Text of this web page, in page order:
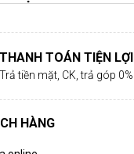
THANH TOÁN TIỆN LỢI
Trả tiền mặt, CK, trả góp 0%
HÀNG